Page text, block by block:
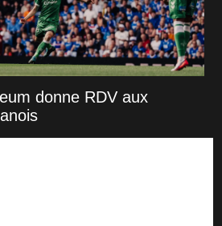
donne RDV aux